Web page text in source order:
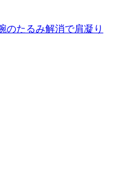
のたるみ解消で肩凝り